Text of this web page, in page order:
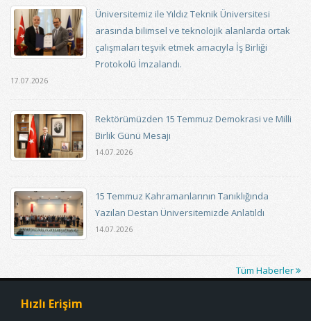
Üniversitemiz ile Yıldız Teknik Üniversitesi
arasında bilimsel ve teknolojik alanlarda ortak
çalışmaları teşvik etmek amacıyla İş Birliği
Protokolü İmzalandı.
17.07.2026
Rektörümüzden 15 Temmuz Demokrasi ve Milli
Birlik Günü Mesajı
14.07.2026
15 Temmuz Kahramanlarının Tanıklığında
Yazılan Destan Üniversitemizde Anlatıldı
14.07.2026
Tüm Haberler
Hızlı Erişim